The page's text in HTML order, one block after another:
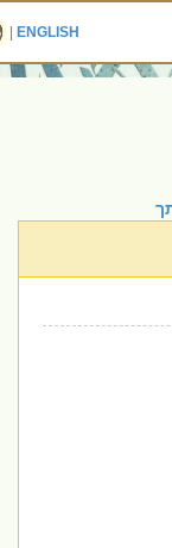
ENGLISH
|